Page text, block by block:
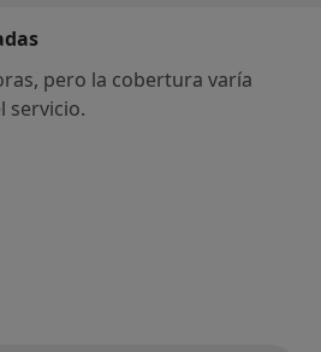
pero la cobertura varía
servicio.